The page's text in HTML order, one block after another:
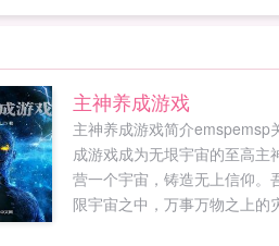
主神养成游戏
主神养成游戏简介emspemsp
成游戏成为无垠宇宙的至高主
营一个宇宙，铸造无上信仰。
限宇宙之中，万事万物之上的